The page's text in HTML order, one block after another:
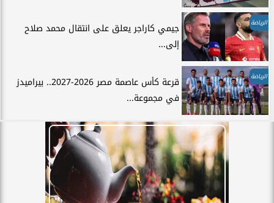
الرياضة
جيمي كاراجر يعلق على انتقال محمد صلاح
إلى...
الرياضة
قرعة كأس عاصمة مصر 2026-2027.. بيراميدز
في مجموعة...